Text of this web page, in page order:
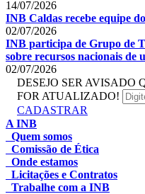
14/07/2026
INB Caldas recebe equipe
02/07/2026
INB participa de Grupo de
sobre recursos nacionais de
02/07/2026
DESEJO SER AVISADO
FOR ATUALIZADO!
CADASTRAR
A INB
Quem somos
Comissão de Ética
Onde estamos
Licitações e Contratos
Trabalhe com a INB